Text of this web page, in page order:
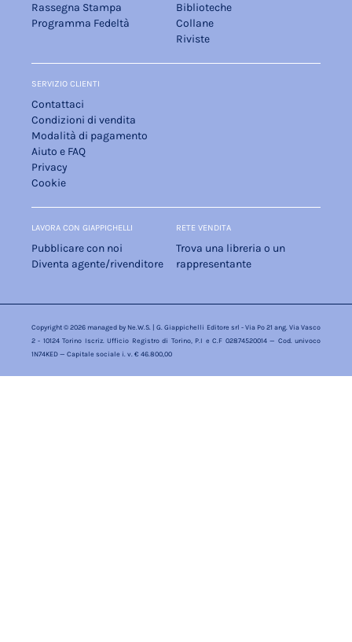
Rassegna Stampa
Programma Fedeltà
Biblioteche
Collane
Riviste
SERVIZIO CLIENTI
Contattaci
Condizioni di vendita
Modalità di pagamento
Aiuto e FAQ
Privacy
Cookie
LAVORA CON GIAPPICHELLI
Pubblicare con noi
Diventa agente/rivenditore
RETE VENDITA
Trova una libreria o un
rappresentante
Copyright © 2026 managed by Ne.W.S. | G. Giappichelli Editore srl - Via Po 21 ang. Via Vasco
2 - 10124 Torino Iscriz. Ufficio Registro di Torino, P.I e C.F 02874520014 — Cod. univoco
1N74KED — Capitale sociale i. v. € 46.800,00